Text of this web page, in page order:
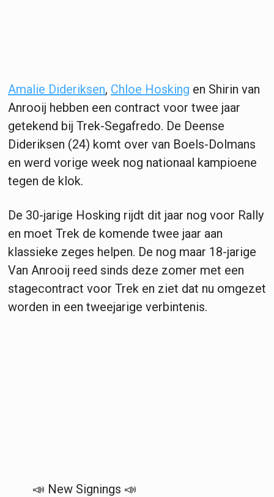
Amalie Dideriksen, Chloe Hosking en Shirin van
Anrooij hebben een contract voor twee jaar
getekend bij Trek-Segafredo. De Deense
Dideriksen (24) komt over van Boels-Dolmans
en werd vorige week nog nationaal kampioene
tegen de klok.
De 30-jarige Hosking rijdt dit jaar nog voor Rally
en moet Trek de komende twee jaar aan
klassieke zeges helpen. De nog maar 18-jarige
Van Anrooij reed sinds deze zomer met een
stagecontract voor Trek en ziet dat nu omgezet
worden in een tweejarige verbintenis.
📣 New Signings 📣